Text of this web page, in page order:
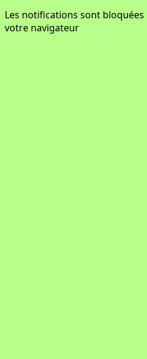
Les notifications sont
votre navigateur